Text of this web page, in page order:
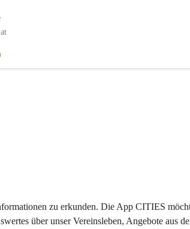
zu erkunden. Die App CITIES
über unser Vereinsleben, Angebote aus